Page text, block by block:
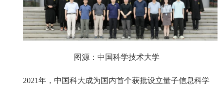
图源：中国科学技术大学
2021年，中国科大成为国内首个获批设立量子信息科学